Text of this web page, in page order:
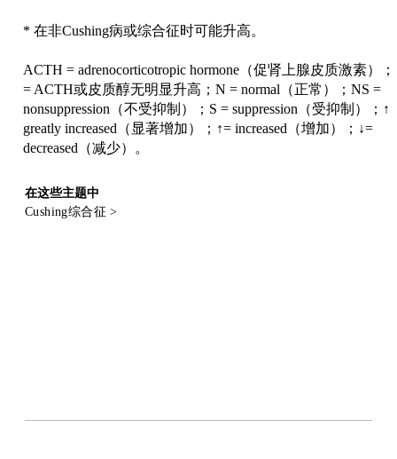
* 在非Cushing病或综合征时可能升高。
ACTH = adrenocorticotropic hormone（促肾上腺皮质激素）；
= ACTH或皮质醇无明显升高；N = normal（正常）；NS =
nonsuppression（不受抑制）；S = suppression（受抑制）； ↑↑
greatly increased（显著增加）； ↑= increased（增加）； ↓=
decreased（减少）。
在这些主题中
Cushing综合征 >